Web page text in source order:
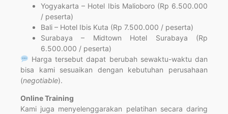
Yogyakarta – Hotel Ibis Malioboro (Rp 6.500.000
/ peserta)
Bali – Hotel Ibis Kuta (Rp 7.500.000 / peserta)
Surabaya – Midtown Hotel Surabaya (Rp
6.500.000 / peserta)
Harga tersebut dapat berubah sewaktu-waktu dan
bisa kami sesuaikan dengan kebutuhan perusahaan
(negotiable).
Online Training
Kami juga menyelenggarakan pelatihan secara daring